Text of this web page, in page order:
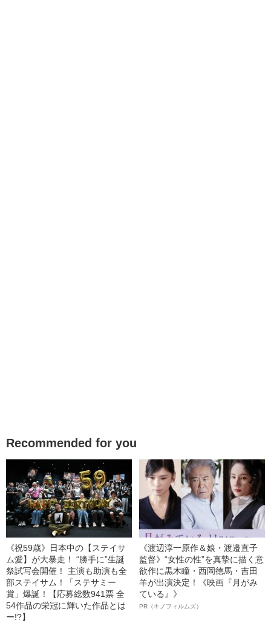
Recommended for you
《祝59歳》日本中の【ステイサ
ム愛】が大暴走！ “勝手に”生誕
祭試写会開催！ 主演も助演も全
部ステイサム！「ステサミー
賞」爆誕！【応募総数941票 全
54作品の栄冠に輝いた作品とは
ー!?】
《渡辺淳一原作＆娘・渡邉直子
監督》“女性の性”を真摯に描く意
欲作に黒木瞳・西岡德馬・吉田
羊が出演決定！《映画『月がみ
ている』》
PR（キノフィルムズ）